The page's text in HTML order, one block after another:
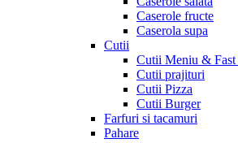
Caserole fructe
Caserola supa
Cutii
Cutii Meniu & Fast
Cutii prajituri
Cutii Pizza
Cutii Burger
Farfuri si tacamuri
Pahare